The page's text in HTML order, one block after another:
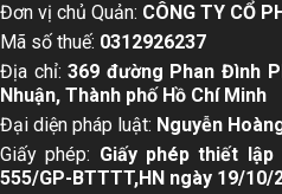
Đơn vị chủ Quản: CÔNG TY CỔ
Mã số thuế: 0312926237
Địa chỉ:369 đường Phan Đình
Nhuận, Thành phố Hồ Chí Minh
Đại diện pháp luật: Nguyễn
Giấy phép: Giấy phép thiết
555/GP-BTTTT,HN ngày 19/10/